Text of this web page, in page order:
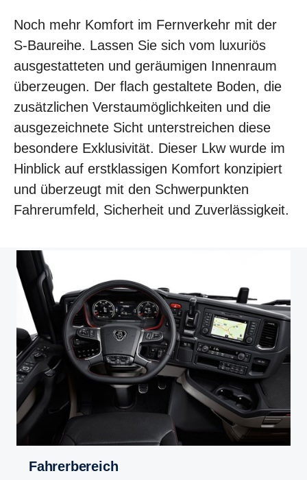
Noch mehr Komfort im Fernverkehr mit der
S-Baureihe. Lassen Sie sich vom luxuriös
ausgestatteten und geräumigen Innenraum
überzeugen. Der flach gestaltete Boden, die
zusätzlichen Verstaumöglichkeiten und die
ausgezeichnete Sicht unterstreichen diese
besondere Exklusivität. Dieser Lkw wurde im
Hinblick auf erstklassigen Komfort konzipiert
und überzeugt mit den Schwerpunkten
Fahrerumfeld, Sicherheit und Zuverlässigkeit.
Fahrer­be­reich